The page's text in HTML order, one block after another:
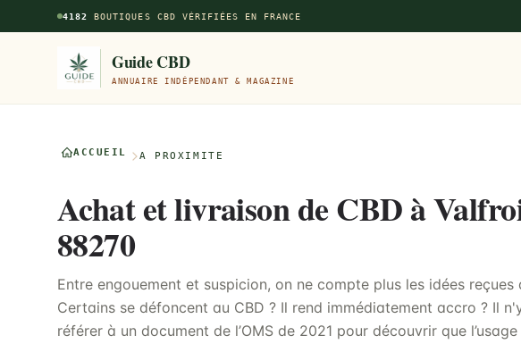
Aller au contenu principal
4182 BOUTIQUES CBD VÉRIFIÉES EN FRANCE
Guide CBD
ANNUAIRE INDÉPENDANT & MAGAZINE
ACCUEIL À PROXIMITÉ
Achat et livraison de CBD à
88270
Entre engouement et suspicion, on ne compte plus les idées reçues
Certains se défoncent au CBD ? Il rend immédiatement accro ? Il
référer à un document de l’OMS de 2021 pour découvrir que